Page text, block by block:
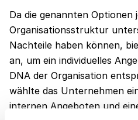
Da die genannten Optionen
Organisationsstruktur
Nachteile haben können,
an, um ein individuelles
DNA der Organisation
wählte das Unternehmen
internen Angeboten und